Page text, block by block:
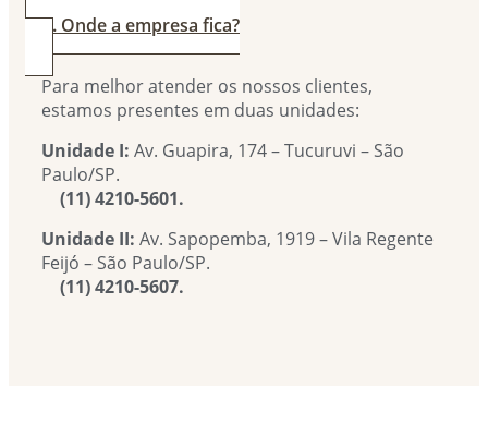
4. Onde a empresa fica?
Para melhor atender os nossos clientes,
estamos presentes em duas unidades:
Unidade I: Av. Guapira, 174 – Tucuruvi – São
Paulo/SP.
(11) 4210-5601.
Unidade II: Av. Sapopemba, 1919 – Vila Regente
Feijó – São Paulo/SP.
(11) 4210-5607.